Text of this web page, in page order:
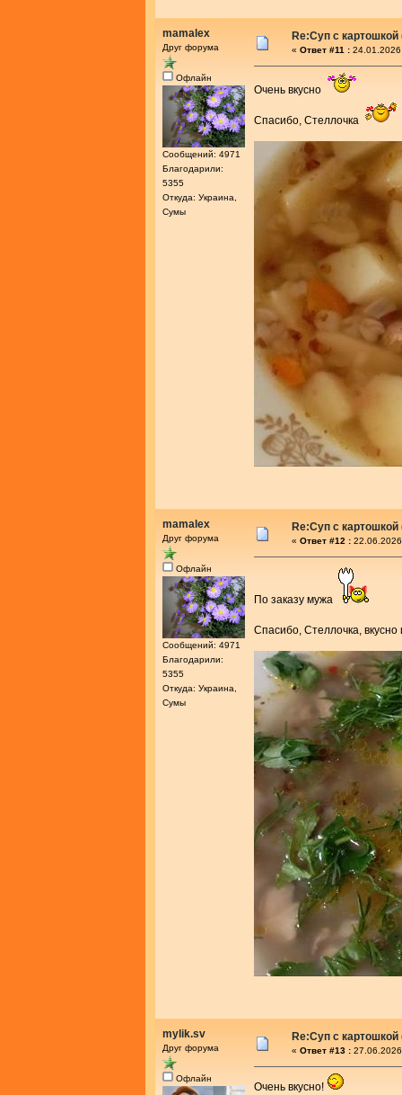
mamalex
Друг форума
Офлайн
Сообщений: 4971
Благодарили:
5355
Откуда: Украина,
Сумы
Re:Суп с
« Ответ #11 :
Очень вкусно
Спасибо, Стеллочка
mamalex
Друг форума
Офлайн
Сообщений: 4971
Благодарили:
5355
Откуда: Украина,
Сумы
Re:Суп с
« Ответ #12 :
По заказу мужа
Спасибо, Стеллочка,
mylik.sv
Друг форума
Офлайн
Re:Суп с
« Ответ #13 :
Очень вкусно!